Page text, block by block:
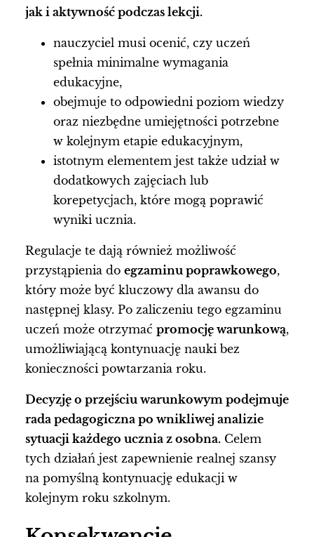
jak i aktywność podczas lekcji.
nauczyciel musi ocenić, czy uczeń
spełnia minimalne wymagania
edukacyjne,
obejmuje to odpowiedni poziom wiedzy
oraz niezbędne umiejętności potrzebne
w kolejnym etapie edukacyjnym,
istotnym elementem jest także udział w
dodatkowych zajęciach lub
korepetycjach, które mogą poprawić
wyniki ucznia.
Regulacje te dają również możliwość
przystąpienia do egzaminu poprawkowego,
który może być kluczowy dla awansu do
następnej klasy. Po zaliczeniu tego egzaminu
uczeń może otrzymać promocję warunkową,
umożliwiającą kontynuację nauki bez
konieczności powtarzania roku.
Decyzję o przejściu warunkowym podejmuje
rada pedagogiczna po wnikliwej analizie
sytuacji każdego ucznia z osobna. Celem
tych działań jest zapewnienie realnej szansy
na pomyślną kontynuację edukacji w
kolejnym roku szkolnym.